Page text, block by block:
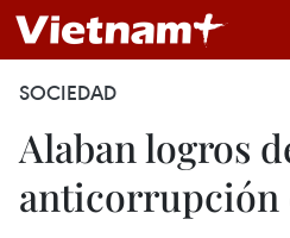
SOCIEDAD
Alaban logros
anticorrupción